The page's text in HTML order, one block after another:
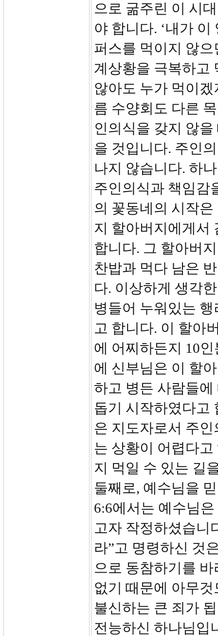
으로 굶주린 이 시
야 합니다. ‘내가 이
퍼스를 먹이지 않
계상황을 극복하고
않아도 누가 먹이겠
름 수양회도 다른
인의식을 갖지 않
을 것입니다. 주인
나지 않습니다. 하
주인의식과 책임감
의 꽃동네의 시작
지 할아버지에게서
합니다. 그 할아버
찬밥과 먹다 남은
다. 이상하게 생각
병들어 누워있는
고 합니다. 이 할아
에 어찌하든지 10
에 신부님은 이 할
하고 병든 사람들
돕기 시작하였다고
은 지도자로서 주
는 상황이 어렵다
지 먹일 수 있는 길
둘째로, 예수님을
6:6에서는 예수님
고자 작정하셨습니
라”고 명령하신 것
으로 동참하기를
없기 때문에 아무
불신하는 큰 죄가
전능하신 하나님입